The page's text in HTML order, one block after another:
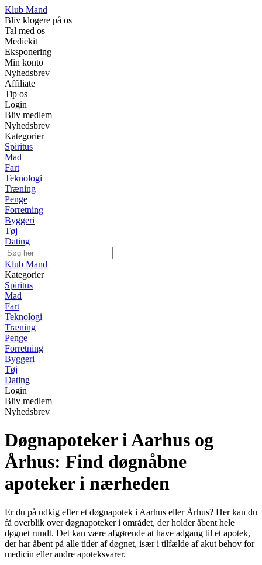
Klub Mand
Bliv klogere på os
Tal med os
Mediekit
Eksponering
Min konto
Nyhedsbrev
Affiliate
Tip os
Login
Bliv medlem
Nyhedsbrev
Kategorier
Spiritus
Mad
Fart
Teknologi
Træning
Penge
Forretning
Byggeri
Tøj
Dating
Klub Mand
Kategorier
Spiritus
Mad
Fart
Teknologi
Træning
Penge
Forretning
Byggeri
Tøj
Dating
Login
Bliv medlem
Nyhedsbrev
Døgnapoteker i Aarhus og
Århus: Find døgnåbne
apoteker i nærheden
Er du på udkig efter et døgnapotek i Aarhus eller Århus? Her kan du
få overblik over døgnapoteker i området, der holder åbent hele
døgnet rundt. Det kan være afgørende at have adgang til et apotek,
der har åbent på alle tider af døgnet, især i tilfælde af akut behov for
medicin eller andre apoteksvarer.